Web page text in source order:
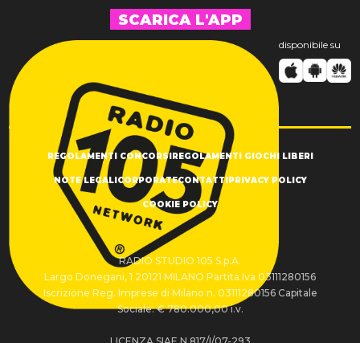
SCARICA L'APP
disponibile su
REGOLAMENTI CONCORSIREGOLAMENTI GIOCHI LIBERI
NOTE LEGALICORPORATECONTATTIPRIVACY POLICY
COOKIE POLICY
RADIO STUDIO 105 S.p.A.
Largo Donegani, 1 20121 MILANO Partita Iva 03111280156
Iscrizione Reg. Imprese di Milano n. 03111280156 Capitale
Sociale: € 780.000,00 i.v.